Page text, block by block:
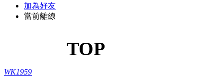
加為好友
當前離線
TOP
WK1959